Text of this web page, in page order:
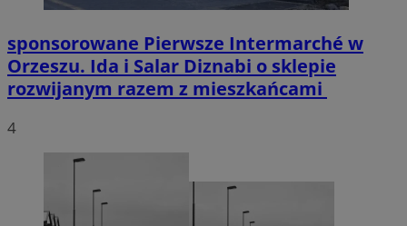
sponsorowane Pierwsze Intermarché w
Orzeszu. Ida i Salar Diznabi o sklepie
rozwijanym razem z mieszkańcami
4